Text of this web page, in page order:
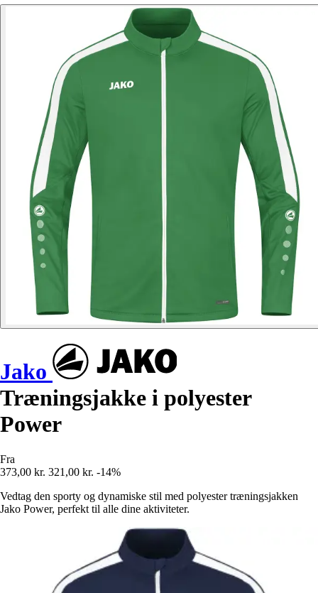
Jako
Træningsjakke i polyester
Power
Fra
373,00 kr. 321,00 kr. -14%
Vedtag den sporty og dynamiske stil med polyester træningsjakken
Jako Power, perfekt til alle dine aktiviteter.